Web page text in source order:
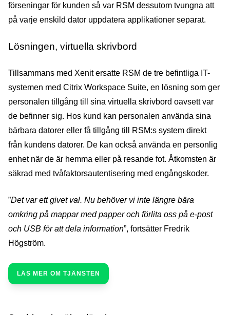
förseningar för kunden så var RSM dessutom tvungna att
på varje enskild dator uppdatera applikationer separat.
Lösningen, virtuella skrivbord
Tillsammans med Xenit ersatte RSM de tre befintliga IT-
systemen med Citrix Workspace Suite, en lösning som ger
personalen tillgång till sina virtuella skrivbord oavsett var
de befinner sig. Hos kund kan personalen använda sina
bärbara datorer eller få tillgång till RSM:s system direkt
från kundens datorer. De kan också använda en personlig
enhet när de är hemma eller på resande fot. Åtkomsten är
säkrad med tvåfaktorsautentisering med engångskoder.
”Det var ett givet val. Nu behöver vi inte längre bära
omkring på mappar med papper och förlita oss på e-post
och USB för att dela information”, fortsätter Fredrik
Högström.
LÄS MER OM TJÄNSTEN